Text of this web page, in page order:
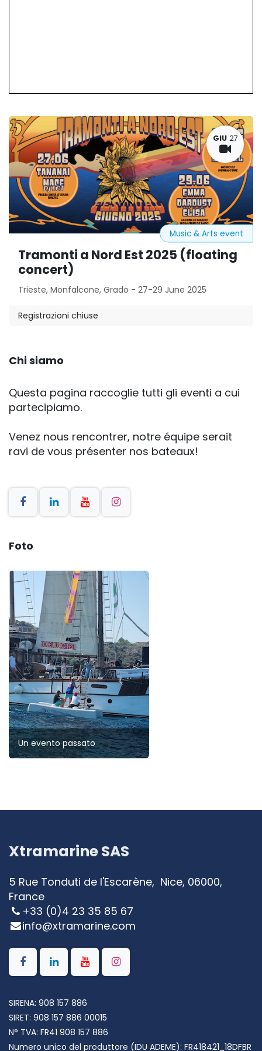
GIU 27
Tramonti a Nord Est 2025 (floating
concert)
Trieste, Monfalcone, Grado - 27-29 June 2025
Music & Arts event
Registrazioni chiuse
Chi siamo
Questa pagina raccoglie tutti gli eventi a cui
partecipiamo.
Venez nous rencontrer, notre équipe serait
ravi de vous présenter nos bateaux!
Foto
Un evento passato
Xtramarine SAS
5 Rue Tonduti de l'Escarène, Nice, 06000,
France
+33 (0)4 23 35 85 67
info@xtramarine.com
SIRENA: 908 157 886
SIRET: 908 157 886 00015
N° TVA: FR41 908 157 886
Numero unico del produttore (IDU ADEME): FR418421_18DFBR